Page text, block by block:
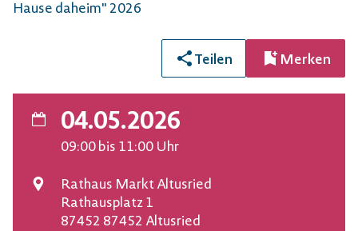
Hause daheim" 2026
Teilen Merken
Datum
04.05.2026
09:00bis 11:00 Uhr
Veranstaltungsort
Rathaus Markt Altusried
Rathausplatz 1
87452 87452 Altusried